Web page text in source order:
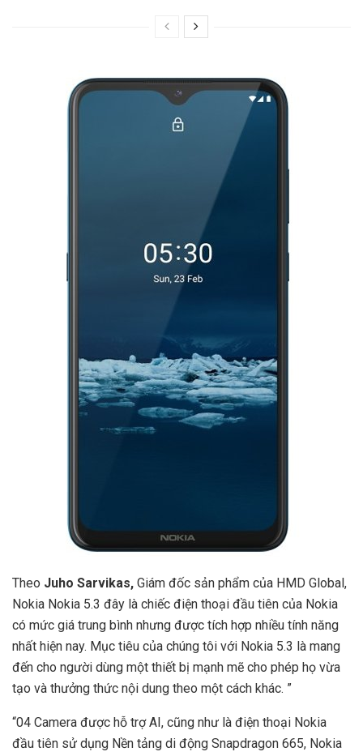
Theo Juho Sarvikas, Giám đốc sản phẩm của HMD Global,
Nokia Nokia 5.3 đây là chiếc điện thoại đầu tiên của Nokia
có mức giá trung bình nhưng được tích hợp nhiều tính năng
nhất hiện nay. Mục tiêu của chúng tôi với Nokia 5.3 là mang
đến cho người dùng một thiết bị mạnh mẽ cho phép họ vừa
tạo và thưởng thức nội dung theo một cách khác. ”
“04 Camera được hỗ trợ AI, cũng như là điện thoại Nokia
đầu tiên sử dụng Nền tảng di động Snapdragon 665, Nokia